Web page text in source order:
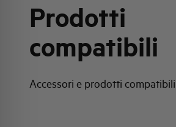
Prodotti
compatibili
Accessori e prodotti compatibili